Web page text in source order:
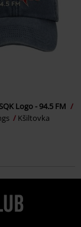
Logo - 94.5 FM
Kšiltovka